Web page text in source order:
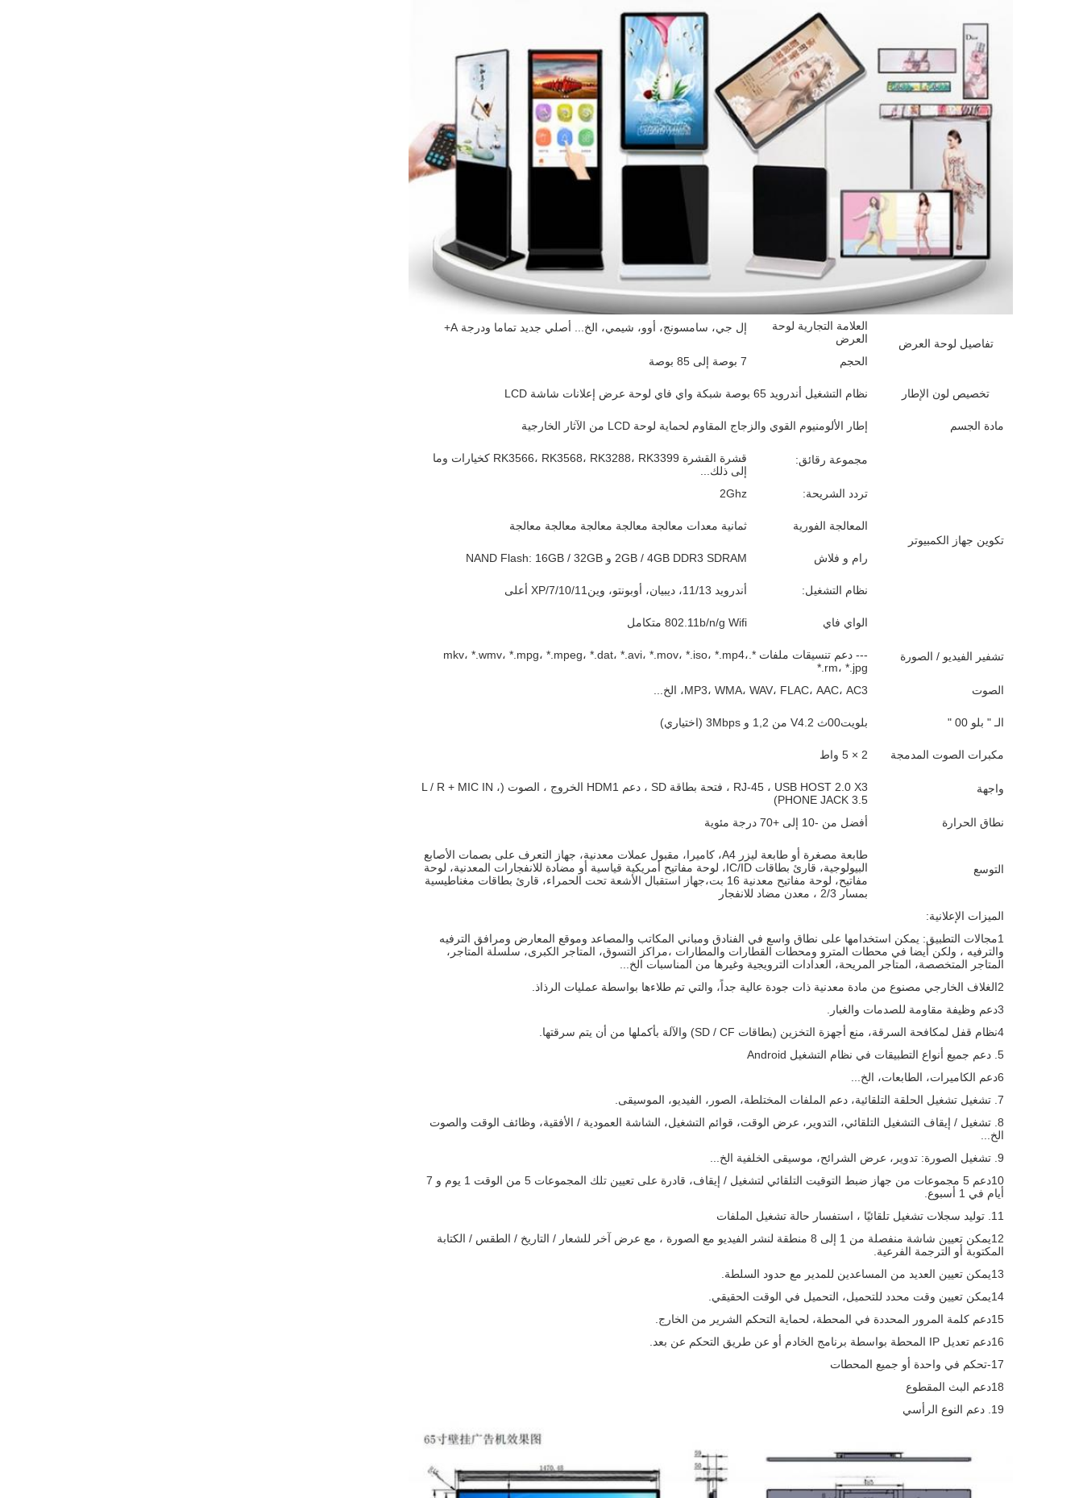
تفاصيل لوحة العرض
العلامة التجارية لوحة
العرض
إل جي، سامسونج، أوو، شيمي، الخ... أصلي جديد تماما ودرجة A+
الحجم 7 بوصة إلى 85 بوصة
تخصيص لون الإطار نظام التشغيل أندرويد 65 بوصة شبكة واي فاي لوحة عرض إعلانات شاشة LCD
مادة الجسم إطار الألومنيوم القوي والزجاج المقاوم لحماية لوحة LCD من الآثار الخارجية
تكوين جهاز الكمبيوتر
مجموعة رقائق:
قشرة القشرة RK3566، RK3568، RK3288، RK3399 كخيارات وما
إلى ذلك...
تردد الشريحة:
2Ghz
المعالجة الفورية ثمانية معدات معالجة معالجة معالجة معالجة معالجة
رام و فلاش 2GB / 4GB DDR3 SDRAM و NAND Flash: 16GB / 32GB
نظام التشغيل: أندرويد 11/13، ديبيان، أوبونتو، وين7/10/11/XP أعلى
الواي فاي 802.11b/n/g Wifi متكامل
تشفير الفيديو / الصورة
--- دعم تنسيقات ملفات *.mkv، *.wmv، *.mpg، *.mpeg، *.dat، *.avi، *.mov، *.iso، *.mp4،
*.rm، *.jpg
الصوت
MP3، WMA، WAV، FLAC، AAC، AC3، الخ...
الـ " بلو 00 " بلويت00ث V4.2 من 1,2 و 3Mbps (اختياري)
مكبرات الصوت المدمجة 2 × 5 واط
واجهة
RJ-45 ، USB HOST 2.0 X3 ، فتحة بطاقة SD ، دعم HDM1 الخروج ، الصوت (L / R + MIC IN ،
PHONE JACK 3.5)
نطاق الحرارة
أفضل من -10 إلى +70 درجة مئوية
التوسع
طابعة مصغرة أو طابعة ليزر A4، كاميرا، مقبول عملات معدنية، جهاز التعرف على بصمات الأصابع
البيولوجية، قارئ بطاقات IC/ID، لوحة مفاتيح أمريكية قياسية أو مضادة للانفجارات المعدنية، لوحة
مفاتيح، لوحة مفاتيح معدنية 16 بت،جهاز استقبال الأشعة تحت الحمراء، قارئ بطاقات مغناطيسية
بمسار 2/3 ، معدن مضاد للانفجار
الميزات الإعلانية:
1مجالات التطبيق: يمكن استخدامها على نطاق واسع في الفنادق ومباني المكاتب والمصاعد وموقع المعارض ومرافق الترفيه
والترفيه ، ولكن أيضا في محطات المترو ومحطات القطارات والمطارات ،مراكز التسوق، المتاجر الكبرى، سلسلة المتاجر،
المتاجر المتخصصة، المتاجر المريحة، العدادات الترويجية وغيرها من المناسبات الخ...
2الغلاف الخارجي مصنوع من مادة معدنية ذات جودة عالية جداً، والتي تم طلاءها بواسطة عمليات الرذاذ.
3دعم وظيفة مقاومة للصدمات والغبار.
4نظام قفل لمكافحة السرقة، منع أجهزة التخزين (بطاقات SD / CF) والآلة بأكملها من أن يتم سرقتها.
5. دعم جميع أنواع التطبيقات في نظام التشغيل Android
6دعم الكاميرات، الطابعات، الخ...
7. تشغيل تشغيل الحلقة التلقائية، دعم الملفات المختلطة، الصور، الفيديو، الموسيقى.
8. تشغيل / إيقاف التشغيل التلقائي، التدوير، عرض الوقت، قوائم التشغيل، الشاشة العمودية / الأفقية، وظائف الوقت والصوت
الخ...
9. تشغيل الصورة: تدوير، عرض الشرائح، موسيقى الخلفية الخ...
10دعم 5 مجموعات من جهاز ضبط التوقيت التلقائي لتشغيل / إيقاف، قادرة على تعيين تلك المجموعات 5 من الوقت 1 يوم و 7
أيام في 1 أسبوع.
11. توليد سجلات تشغيل تلقائيًا ، استفسار حالة تشغيل الملفات
12يمكن تعيين شاشة منفصلة من 1 إلى 8 منطقة لنشر الفيديو مع الصورة ، مع عرض آخر للشعار / التاريخ / الطقس / الكتابة
المكتوبة أو الترجمة الفرعية.
13يمكن تعيين العديد من المساعدين للمدير مع حدود السلطة.
14يمكن تعيين وقت محدد للتحميل، التحميل في الوقت الحقيقي.
15دعم كلمة المرور المحددة في المحطة، لحماية التحكم الشرير من الخارج.
16دعم تعديل IP المحطة بواسطة برنامج الخادم أو عن طريق التحكم عن بعد.
17-تحكم في واحدة أو جميع المحطات
18دعم البث المقطوع
19. دعم النوع الرأسي